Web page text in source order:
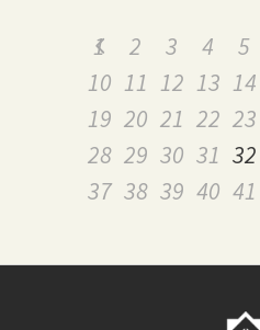
1 2 3 4 5
10 11 12 13 14
19 20 21 22 23
28 29 30 31 32
37 38 39 40 41